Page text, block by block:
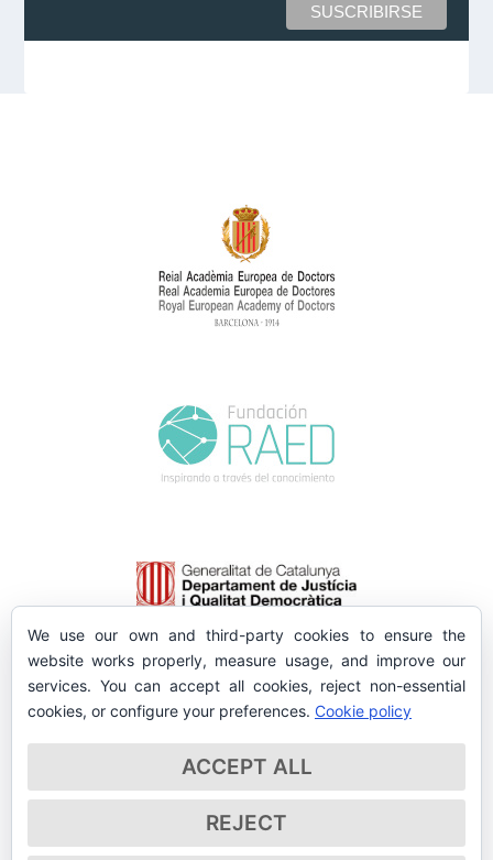
We use our own and third-party cookies to ensure the
website works properly, measure usage, and improve our
services. You can accept all cookies, reject non-essential
cookies, or configure your preferences. Cookie policy
ACCEPT ALL
REJECT